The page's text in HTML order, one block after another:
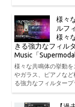
様々
ルフ
様々
きる強力なフィル
Music「
様々な共鳴体の挙動
やガラス、ピアノな
る強力なフィルタープ